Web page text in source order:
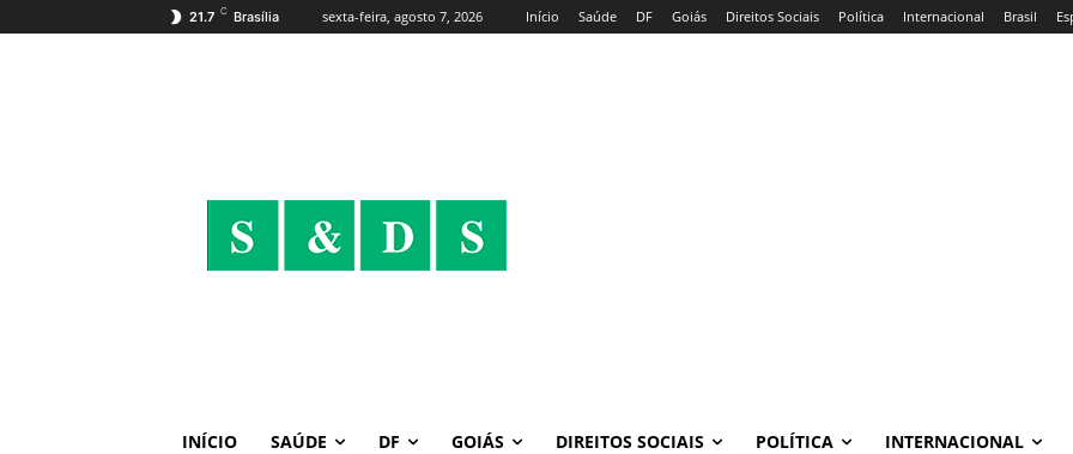
21.7 C Brasília sexta-feira, agosto 7, 2026 Início Saúde DF Goiás Direitos Sociais Política Internacional Brasil
INÍCIO SAÚDE DF GOIÁS DIREITOS SOCIAIS POLÍTICA INTERNACIONAL